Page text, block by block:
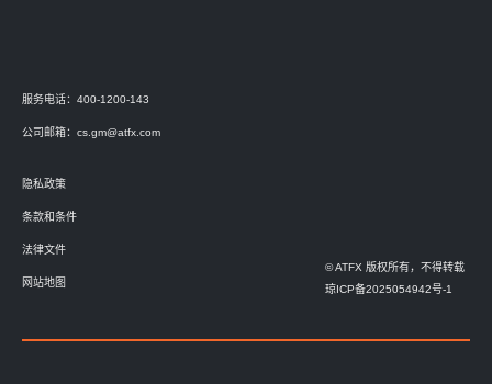
服务电话：400-1200-143
公司邮箱： cs.gm@atfx.com
隐私政策
条款和条件
法律文件
网站地图
© ATFX 版权所有，不得转载
琼ICP备2025054942号-1